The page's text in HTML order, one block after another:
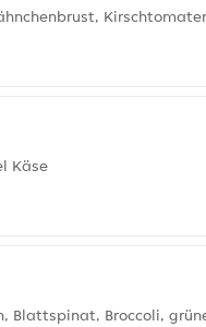
Käse
Blattspinat, Broccoli,